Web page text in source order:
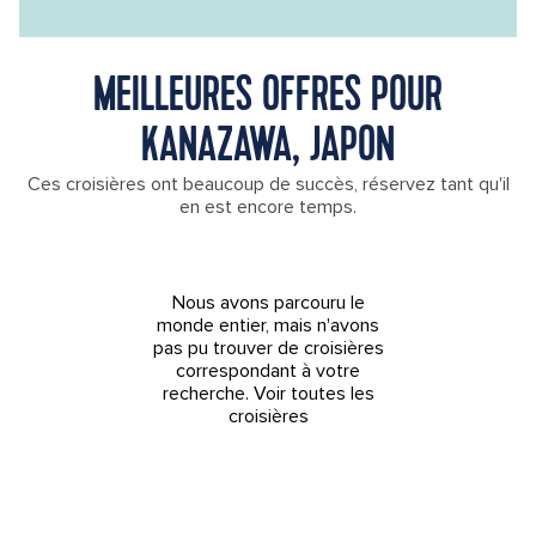
MEILLEURES OFFRES POUR
KANAZAWA, JAPON
Ces croisières ont beaucoup de succès, réservez tant qu'il
en est encore temps.
Nous avons parcouru le
monde entier, mais n'avons
pas pu trouver de croisières
correspondant à votre
recherche. Voir toutes les
croisières